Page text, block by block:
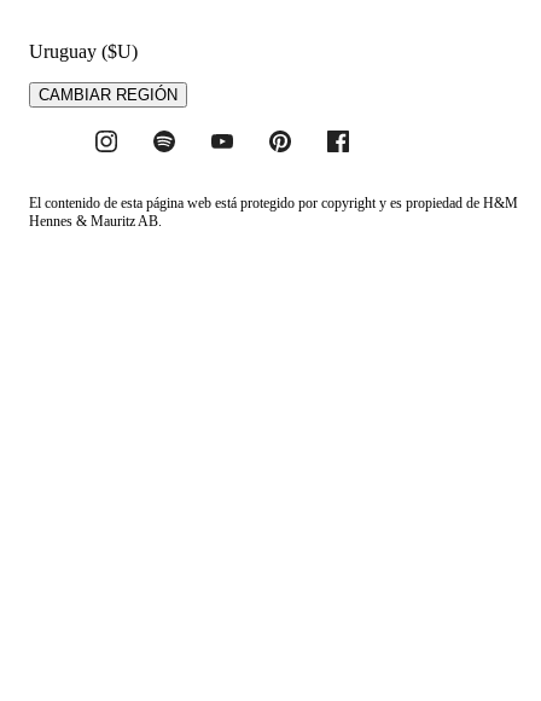
Uruguay ($U)
CAMBIAR REGIÓN
El contenido de esta página web está protegido por copyright y es propiedad de H&M
Hennes & Mauritz AB.